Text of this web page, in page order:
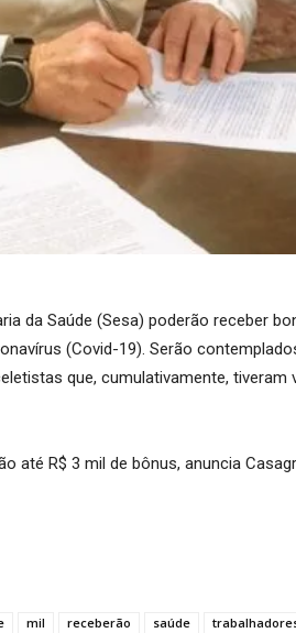
da Saúde (Sesa) poderão receber
(Covid-19). Serão
que, cumulativamente, tiveram
até R$ 3 mil de bônus, anuncia
mil receberão saúde